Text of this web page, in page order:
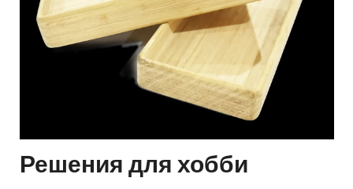
Решения для хобби